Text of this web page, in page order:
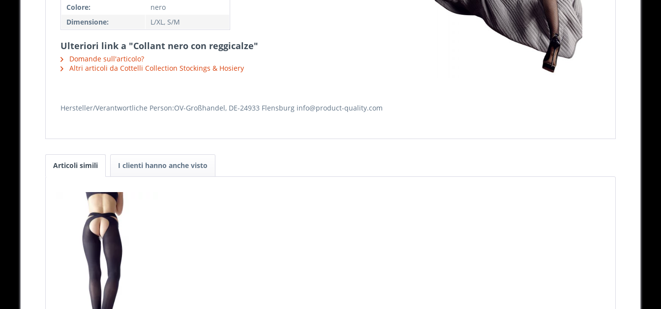
Colore:
nero
Dimensione:
L/XL, S/M
Ulteriori link a "Collant nero con reggicalze"
Domande sull'articolo?
Altri articoli da Cottelli Collection Stockings & Hosiery
Hersteller/Verantwortliche Person:OV-Großhandel, DE-24933 Flensburg info@product-quality.com
Articoli simili I clienti hanno anche visto